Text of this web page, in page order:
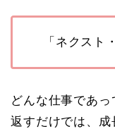
「ネクスト
どんな仕事であ
返すだけでは、成